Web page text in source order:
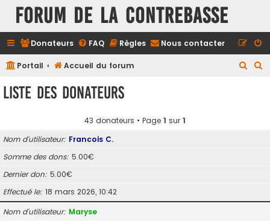
FORUM DE LA CONTREBASSE
Donateurs FAQ Règles Nous contacter
Portail Accueil du forum
Liste des donateurs
43 donateurs • Page 1 sur 1
Nom d’utilisateur Francois C.
Somme des dons 5.00€
Dernier don 5.00€
Effectué le 18 mars 2026, 10:42
Nom d’utilisateur Maryse